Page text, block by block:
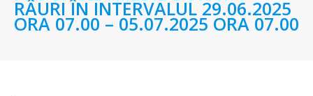
RÂURI ÎN INTERVALUL 29.06.2025
ORA 07.00 – 05.07.2025 ORA 07.00